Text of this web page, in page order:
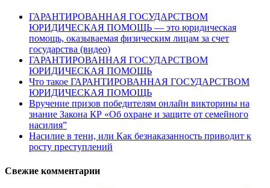
ГАРАНТИРОВАННАЯ ГОСУДАРСТВОМ
ЮРИДИЧЕСКАЯ ПОМОЩЬ — это юридическая
помощь, оказываемая физическим лицам за счет
государства (видео)
ГАРАНТИРОВАННАЯ ГОСУДАРСТВОМ
ЮРИДИЧЕСКАЯ ПОМОЩЬ
Что такое ГАРАНТИРОВАННАЯ ГОСУДАРСТВОМ
ЮРИДИЧЕСКАЯ ПОМОЩЬ
Вручение призов победителям онлайн викторины на
знание Закона КР «Об охране и защите от семейного
насилия”
Насилие в тени, или Как безнаказанность приводит к
росту преступлений
Свежие комментарии